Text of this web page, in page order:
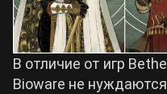
В отличие от игр
Bioware не